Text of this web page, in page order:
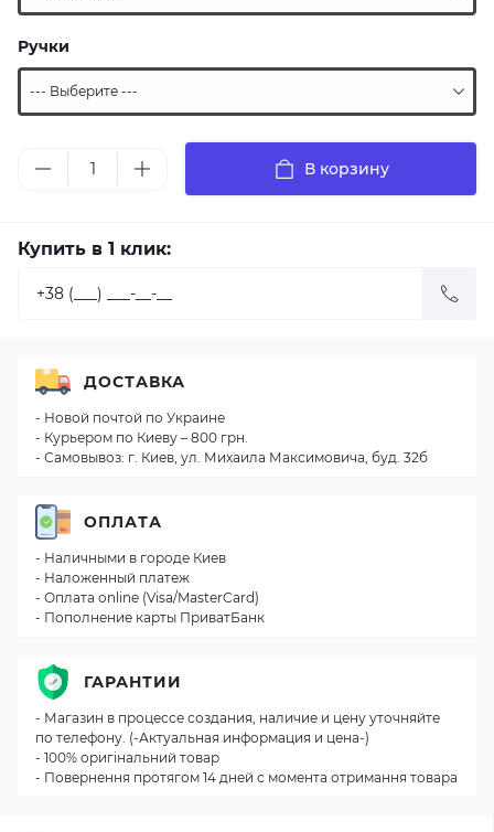
Ручки
В корзину
Купить в 1 клик:
ДОСТАВКА
- Новой почтой по Украине
- Курьером по Киеву – 800 грн.
- Самовывоз: г. Киев, ул. Михаила Максимовича, буд. 32б
ОПЛАТА
- Наличными в городе Киев
- Наложенный платеж
- Оплата online (Visa/MasterCard)
- Пополнение карты ПриватБанк
ГАРАНТИИ
- Магазин в процессе создания, наличие и цену уточняйте
по телефону. (-Актуальная информация и цена-)
- 100% оригінальний товар
- Повернення протягом 14 дней с момента отримання товара